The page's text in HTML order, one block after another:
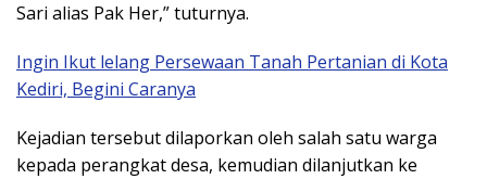
Sari alias Pak Her,” tuturnya.
Ingin Ikut lelang Persewaan Tanah Pertanian di Kota
Kediri, Begini Caranya
Kejadian tersebut dilaporkan oleh salah satu warga
kepada perangkat desa, kemudian dilanjutkan ke